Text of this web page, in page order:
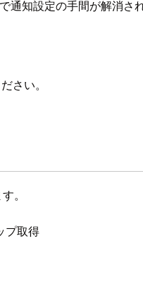
知設定の手間が解消さ
さい。
。
プ取得